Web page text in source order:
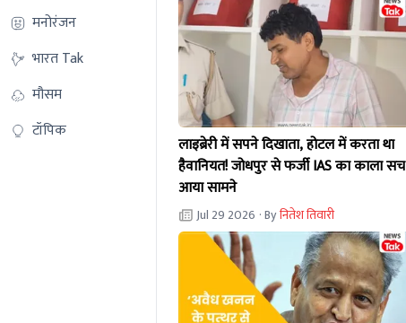
मनोरंजन
भारत Tak
मौसम
टॉपिक
लाइब्रेरी में सपने दिखाता, होटल में करता था
हैवानियत! जोधपुर से फर्जी IAS का काला सच
आया सामने
Jul 29 2026 · Byनितेश तिवारी